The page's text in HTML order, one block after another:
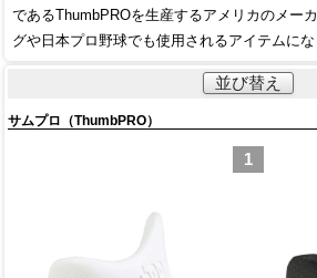
であるThumbPROを生産するアメリカのメー
グや日本プロ野球でも使用されるアイテムにな
並び替え
サムプロ（ThumbPRO）
1